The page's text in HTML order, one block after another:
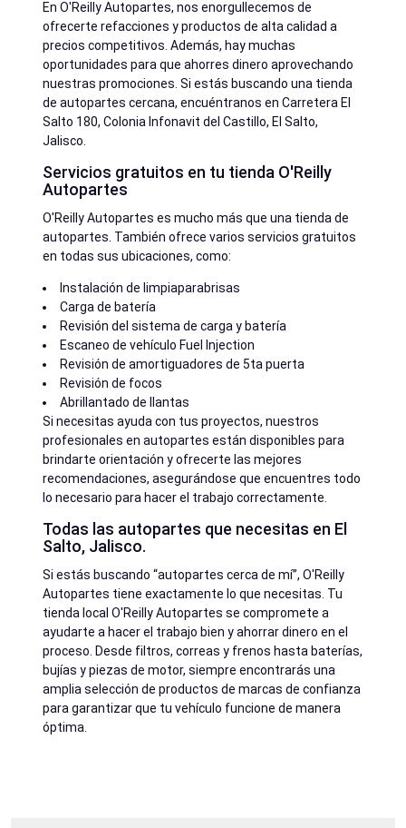
En O'Reilly Autopartes, nos enorgullecemos de
ofrecerte refacciones y productos de alta calidad a
precios competitivos. Además, hay muchas
oportunidades para que ahorres dinero aprovechando
nuestras promociones. Si estás buscando una tienda
de autopartes cercana, encuéntranos en Carretera El
Salto 180, Colonia Infonavit del Castillo, El Salto,
Jalisco.
Servicios gratuitos en tu tienda O'Reilly
Autopartes
O'Reilly Autopartes es mucho más que una tienda de
autopartes. También ofrece varios servicios gratuitos
en todas sus ubicaciones, como:
Instalación de limpiaparabrisas
Carga de batería
Revisión del sistema de carga y batería
Escaneo de vehículo Fuel Injection
Revisión de amortiguadores de 5ta puerta
Revisión de focos
Abrillantado de llantas
Si necesitas ayuda con tus proyectos, nuestros
profesionales en autopartes están disponibles para
brindarte orientación y ofrecerte las mejores
recomendaciones, asegurándose que encuentres todo
lo necesario para hacer el trabajo correctamente.
Todas las autopartes que necesitas en El
Salto, Jalisco.
Si estás buscando “autopartes cerca de mí”, O'Reilly
Autopartes tiene exactamente lo que necesitas. Tu
tienda local O'Reilly Autopartes se compromete a
ayudarte a hacer el trabajo bien y ahorrar dinero en el
proceso. Desde filtros, correas y frenos hasta baterías,
bujías y piezas de motor, siempre encontrarás una
amplia selección de productos de marcas de confianza
para garantizar que tu vehículo funcione de manera
óptima.